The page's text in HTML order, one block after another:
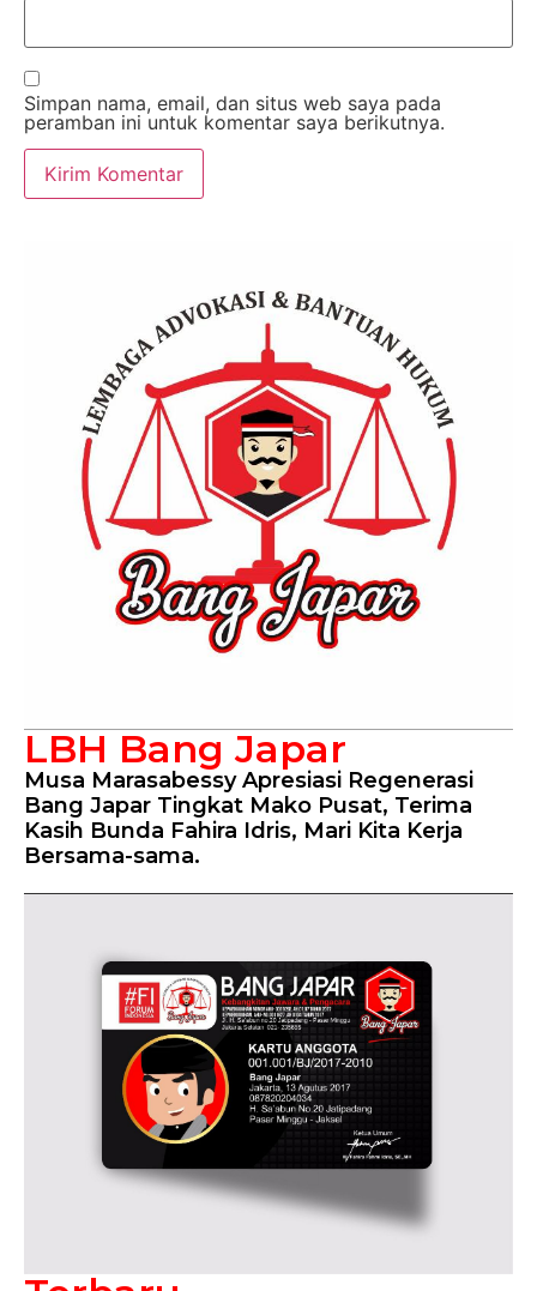
Simpan nama, email, dan situs web saya pada
peramban ini untuk komentar saya berikutnya.
LBH Bang Japar
Musa Marasabessy Apresiasi Regenerasi
Bang Japar Tingkat Mako Pusat, Terima
Kasih Bunda Fahira Idris, Mari Kita Kerja
Bersama-sama.